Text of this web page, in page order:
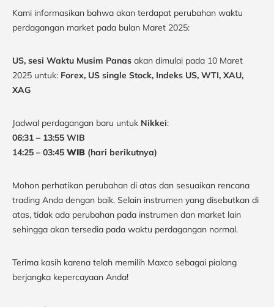
Kami informasikan bahwa akan terdapat perubahan waktu
perdagangan market pada bulan Maret 2025:
US, sesi Waktu Musim Panas akan dimulai pada 10 Maret
2025 untuk: Forex, US single Stock, Indeks US, WTI, XAU,
XAG
Jadwal perdagangan baru untuk Nikkei:
06:31 – 13:55 WIB
14:25 – 03:45 WIB (hari berikutnya)
Mohon perhatikan perubahan di atas dan sesuaikan rencana
trading Anda dengan baik. Selain instrumen yang disebutkan di
atas, tidak ada perubahan pada instrumen dan market lain
sehingga akan tersedia pada waktu perdagangan normal.
Terima kasih karena telah memilih Maxco sebagai pialang
berjangka kepercayaan Anda!